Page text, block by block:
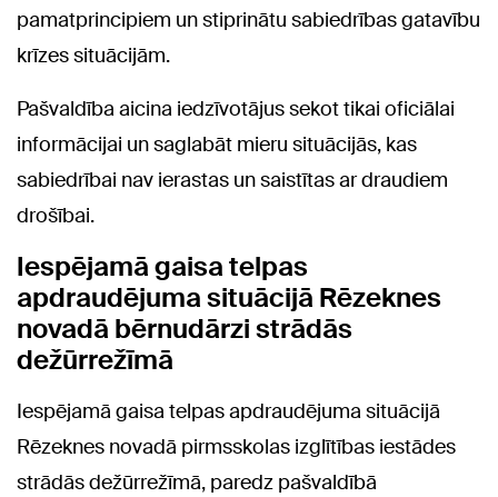
pamatprincipiem un stiprinātu sabiedrības gatavību
krīzes situācijām.
Pašvaldība aicina iedzīvotājus sekot tikai oficiālai
informācijai un saglabāt mieru situācijās, kas
sabiedrībai nav ierastas un saistītas ar draudiem
drošībai.
Iespējamā gaisa telpas
apdraudējuma situācijā Rēzeknes
novadā bērnudārzi strādās
dežūrrežīmā
Iespējamā gaisa telpas apdraudējuma situācijā
Rēzeknes novadā pirmsskolas izglītības iestādes
strādās dežūrrežīmā, paredz pašvaldībā